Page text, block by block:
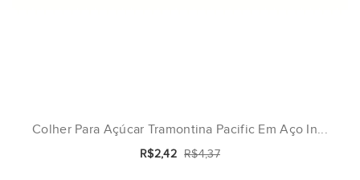
Colher Para Açúcar Tramontina Pacific Em Aço In...
R$2,42 R$4,37